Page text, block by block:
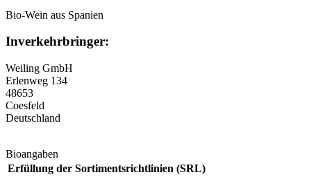
Bio-Wein aus Spanien
Inverkehrbringer:
Weiling GmbH
Erlenweg 134
48653
Coesfeld
Deutschland
Bioangaben
Erfüllung der Sortimentsrichtlinien (SRL)